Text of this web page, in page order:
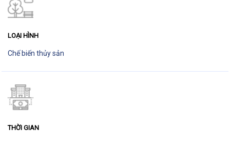
LOẠI HÌNH
Chế biến thủy sản
THỜI GIAN